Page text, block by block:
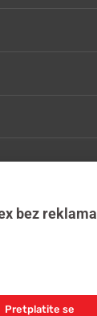
bez reklama
Pretplatite se